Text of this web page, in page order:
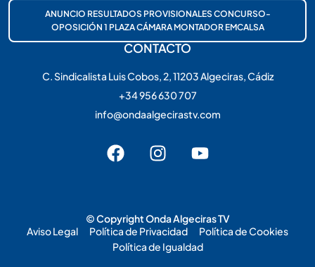
ANUNCIO RESULTADOS PROVISIONALES CONCURSO-
OPOSICIÓN 1 PLAZA CÁMARA MONTADOR EMCALSA
CONTACTO
C. Sindicalista Luis Cobos, 2, 11203 Algeciras, Cádiz
+34 956 630 707
info@ondaalgecirastv.com
© Copyright Onda Algeciras TV
Aviso Legal
Política de Privacidad
Política de Cookies
Política de Igualdad